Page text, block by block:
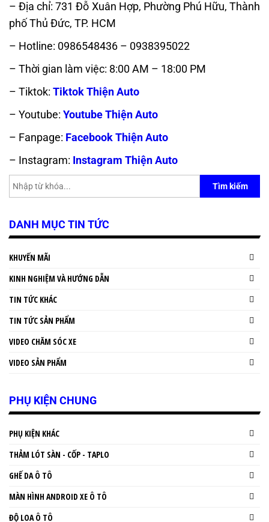
– Địa chỉ: 731 Đỗ Xuân Hợp, Phường Phú Hữu, Thành
phố Thủ Đức, TP. HCM
– Hotline: 0986548436 – 0938395022
– Thời gian làm việc: 8:00 AM – 18:00 PM
– Tiktok: Tiktok Thiện Auto
– Youtube: Youtube Thiện Auto
– Fanpage: Facebook Thiện Auto
– Instagram: Instagram Thiện Auto
Tìm kiếm
DANH MỤC TIN TỨC
KHUYẾN MÃI
KINH NGHIỆM VÀ HƯỚNG DẪN
TIN TỨC KHÁC
TIN TỨC SẢN PHẨM
VIDEO CHĂM SÓC XE
VIDEO SẢN PHẨM
PHỤ KIỆN CHUNG
PHỤ KIỆN KHÁC
THẢM LÓT SÀN - CỐP - TAPLO
GHẾ DA Ô TÔ
MÀN HÌNH ANDROID XE Ô TÔ
ĐỘ LOA Ô TÔ